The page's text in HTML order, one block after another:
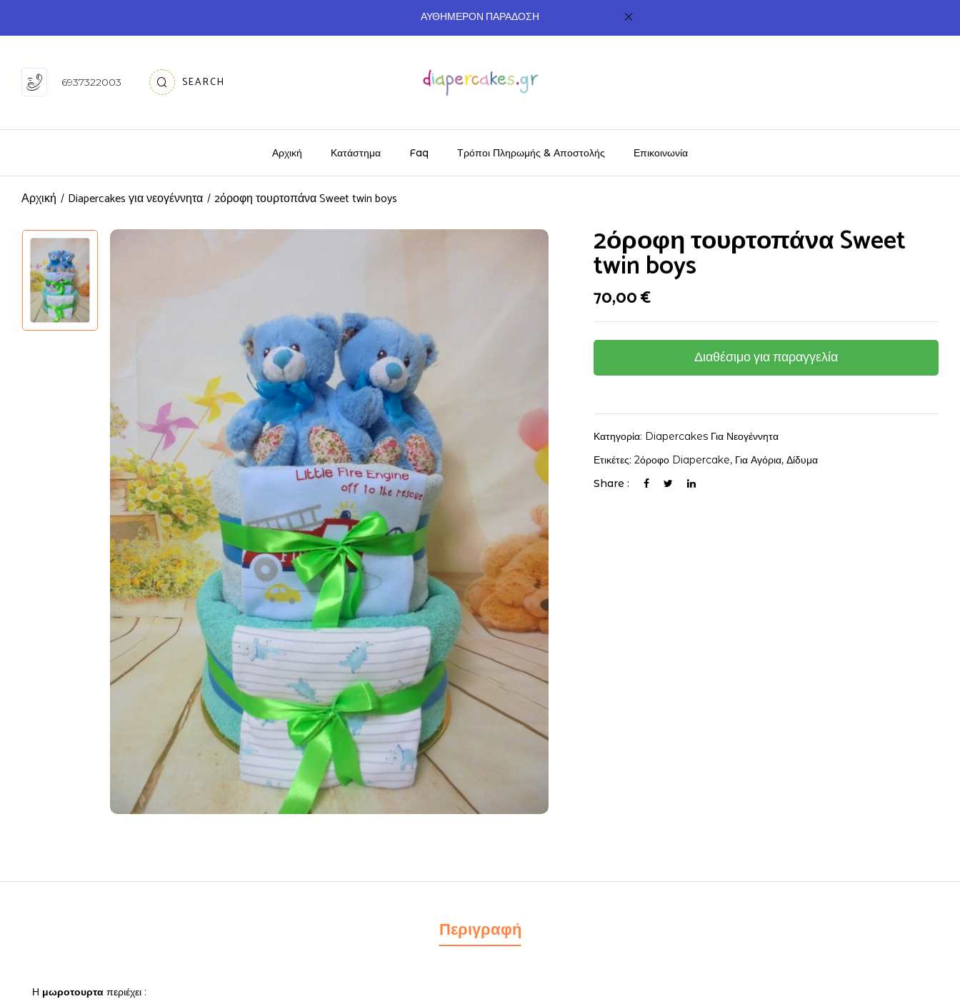
ΑΥΘΗΜΕΡΟΝ ΠΑΡΑΔΟΣΗ
6937322003 SEARCH
Αρχική Κατάστημα Faq Τρόποι Πληρωμής & Αποστολής Επικοινωνία
Αρχική Diapercakes για νεογέννητα 2όροφη τουρτοπάνα Sweet twin boys
2όροφη τουρτοπάνα Sweet
twin boys
70,00€
Διαθέσιμο για παραγγελία
Κατηγορία: Diapercakes Για Νεογέννητα
Ετικέτες:2όροφο Diapercake, Για Αγόρια,Δίδυμα
Share :
Περιγραφή
Η μωροτουρτα περιέχει :